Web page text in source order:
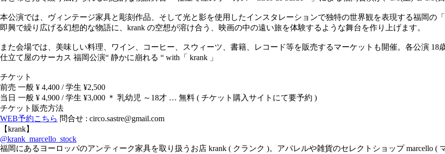
本公演では、ヴィンテージ家具と彫刻作品、そして光と影を使用したインスタレーションで独特の世界観を表現する福岡の
即興で繰り広げる幻想的な物語に、krank の空想が溶け合う、映画の中の遠い旅を体験するような舞台を作り上げます。
また会場では、美味しい料理、ワイン、コーヒー、スウィーツ、書籍、レコード等を販売するマーケットも開催。各公演 18
仕立て屋のサーカス 福岡公演“ 静かに崩れる “ with「 krank 」
チケット
前売 一般 ¥ 4,400 / 学生 ¥2,500
当日 一般 ¥ 4,900 / 学生 ¥3,000 ＊ 乳幼児 ～18才 … 無料 ( チケット購入サイトにて要予約 )
チケット販売方法
WEB予約こちら 問合せ : circo.sastre@gmail.com
【krank】
@krank_marcello_stock
福岡にあるヨーロッパのアンティーク家具を取り扱うお店 krank ( クランク )。アパレルや雑貨のセレクトショップ marcello